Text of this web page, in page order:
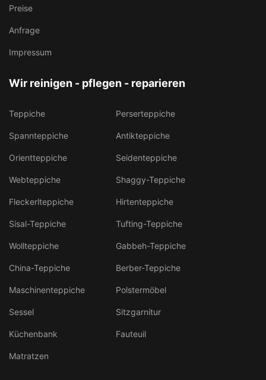
Preise
Anfrage
Impressum
Wir reinigen - pflegen - reparieren
Teppiche Perserteppiche
Spannteppiche Antikteppiche
Orientteppiche Seidenteppiche
Webteppiche Shaggy-Teppiche
Fleckerlteppiche Hirtenteppiche
Sisal-Teppiche Tufting-Teppiche
Wollteppiche Gabbeh-Teppiche
China-Teppiche Berber-Teppiche
Maschinenteppiche Polstermöbel
Sessel Sitzgarnitur
Küchenbank Fauteuil
Matratzen